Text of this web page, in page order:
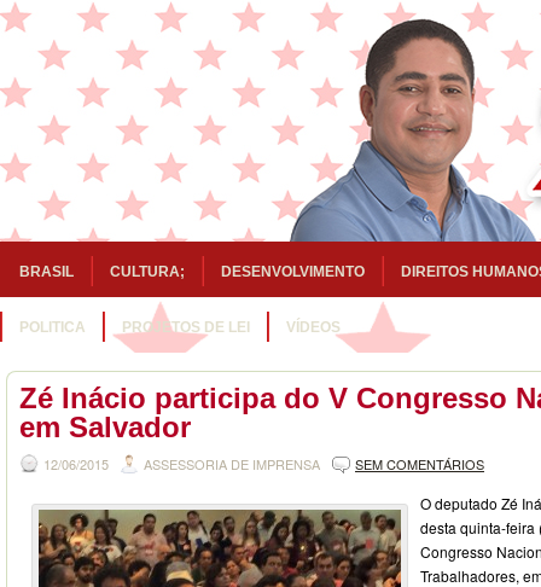
BRASIL CULTURA; DESENVOLVIMENTO DIREITOS
POLITICA PROJETOS DE LEI VÍDEOS
Zé Inácio participa do V Congresso
em Salvador
12/06/2015 ASSESSORIA DE IMPRENSA SEM COMENTÁRIOS
O deputado Zé
desta quinta-feira
Congresso
Trabalhadores,